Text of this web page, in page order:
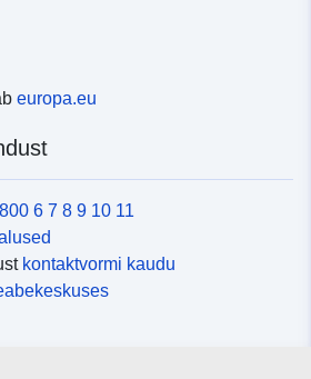
europa.eu
6 7 8 9 10 11
kontaktvormi kaudu